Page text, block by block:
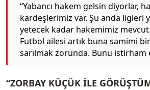
“Yabancı hakem gelsin diyorlar,
kardeşlerimiz var. Şu anda ligleri
yetecek kadar hakemimiz
Futbol ailesi artık buna samimi
sarılmak zorunda. Bunu istirham
“ZORBAY KÜÇÜK İLE